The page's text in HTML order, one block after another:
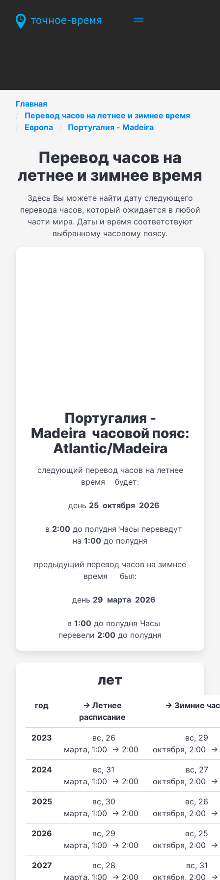
Главная
Перевод часов на летнее и зимнее время
Европа
Португалия - Madeira
Перевод часов на
летнее и зимнее время
Здесь Вы можете найти дату следующего
перевода часов, который ожидается в любой
части мира. Даты и время соответствуют
выбранному часовому поясу.
Португалия -
Madeira часовой пояс:
Atlantic/Madeira
следующий перевод часов на летнее
время будет:
день 25 октября 2026
в 2:00 до полудня Часы переведут
на 1:00 до полудня
предыдущий перевод часов на зимнее
время был:
день 29 марта 2026
в 1:00 до полудня Часы
перевели 2:00 до полудня
лет
год
→ Летнее
расписание
→ Зимние
2023
вс, 26
марта, 1:00 → 2:00
вс, 29
октября, 2:00
2024
вс, 31
марта, 1:00 → 2:00
вс, 27
октября, 2:00
2025
вс, 30
марта, 1:00 → 2:00
вс, 26
октября, 2:00
2026
вс, 29
марта, 1:00 → 2:00
вс, 25
октября, 2:00
2027
вс, 28
марта, 1:00 → 2:00
вс, 31
октября, 2:00